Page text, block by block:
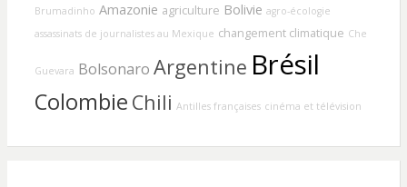
Brumadinho Amazonie agriculture Bolivie agro-écologie
assassinats de journalistes au Mexique changement climatique Che
Guevara Bolsonaro Argentine Brésil
Colombie Chili Antilles françaises cinéma et télévision